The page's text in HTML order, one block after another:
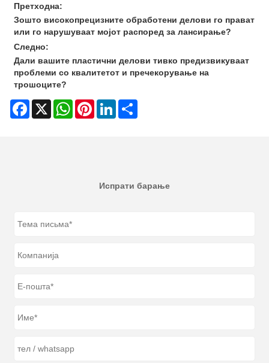
Претходна:
Зошто високопрецизните обработени делови го прават
или го нарушуваат мојот распоред за лансирање?
Следно:
Дали вашите пластични делови тивко предизвикуваат
проблеми со квалитетот и пречекорување на
трошоците?
Facebook
X WhatsAppPinterestLinkedIn
Испрати барање